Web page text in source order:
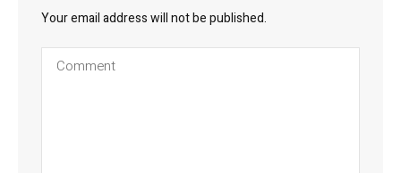
Your email address will not be published.